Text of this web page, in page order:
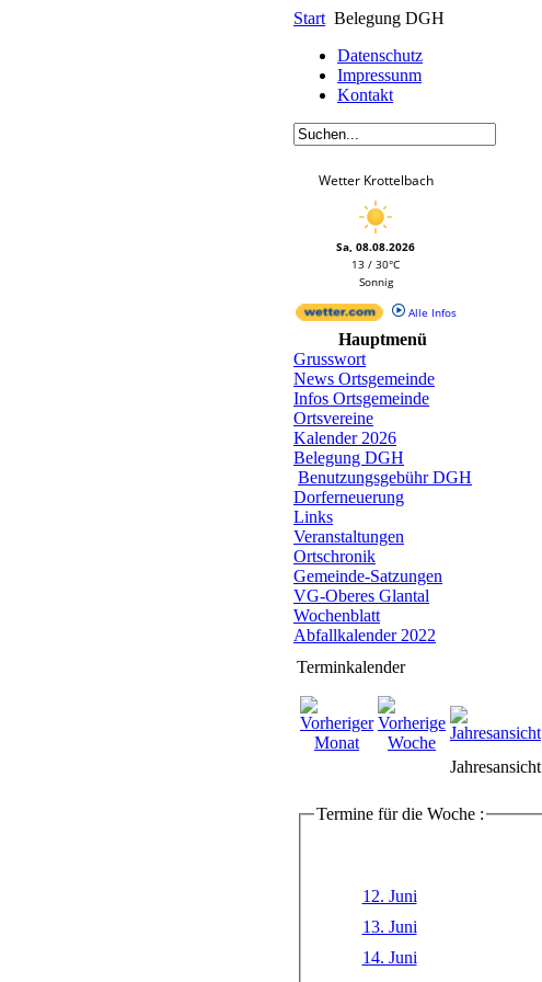
Start Belegung DGH
Datenschutz
Impressunm
Kontakt
Wetter Krottelbach
Sa, 08.08.2026
13 / 30°C
Sonnig
Alle Infos
Hauptmenü
Grusswort
News Ortsgemeinde
Infos Ortsgemeinde
Ortsvereine
Kalender 2026
Belegung DGH
Benutzungsgebühr DGH
Dorferneuerung
Links
Veranstaltungen
Ortschronik
Gemeinde-Satzungen
VG-Oberes Glantal
Wochenblatt
Abfallkalender 2022
Terminkalender
Jahresansicht
Termine für die Woche :
12. Juni
13. Juni
14. Juni